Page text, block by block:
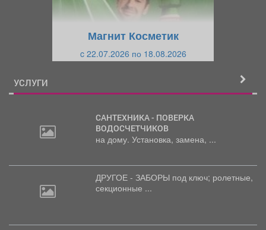
Магнит Косметик
c 22.07.2026 по 18.08.2026
УСЛУГИ
САНТЕХНИКА - ПОВЕРКА
ВОДОСЧЕТЧИКОВ
на дому. Установка, замена, ...
ДРУГОЕ - ЗАБОРЫ под ключ; ролетные,
секционные ...